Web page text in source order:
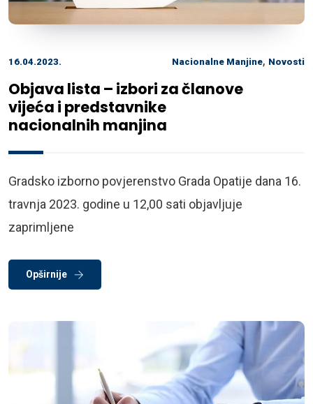
16.04.2023. Nacionalne Manjine, Novosti
Objava lista – izbori za članove
vijeća i predstavnike
nacionalnih manjina
Gradsko izborno povjerenstvo Grada Opatije dana 16.
travnja 2023. godine u 12,00 sati objavljuje
zaprimljene
Opširnije